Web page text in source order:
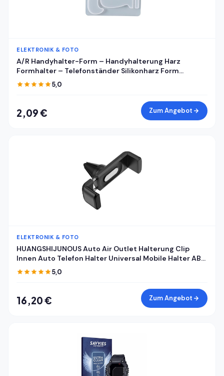
ELEKTRONIK & FOTO
A/R Handyhalter-Form – Handyhalterung Harz
Formhalter – Telefonständer Silikonharz Form
Handyhalter Form Handyhalterung Form
Handyhalterung Form Epoxidharz Gießform für DIY
5,0
2,09 € Zum Angebot
ELEKTRONIK & FOTO
HUANGSHIJUNOUS Auto Air Outlet Halterung Clip
Innen Auto Telefon Halter Universal Mobile Halter ABS
Auto Halterung Telefon Unterstützung Handy Halter
5,0
16,20 € Zum Angebot